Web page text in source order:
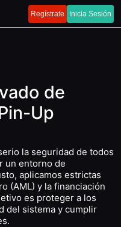
Regístrate Inicia Sesión
de
Up
la seguridad de todos
un entorno de
aplicamos estrictas
(AML) y la financiación
es proteger a los
del sistema y cumplir